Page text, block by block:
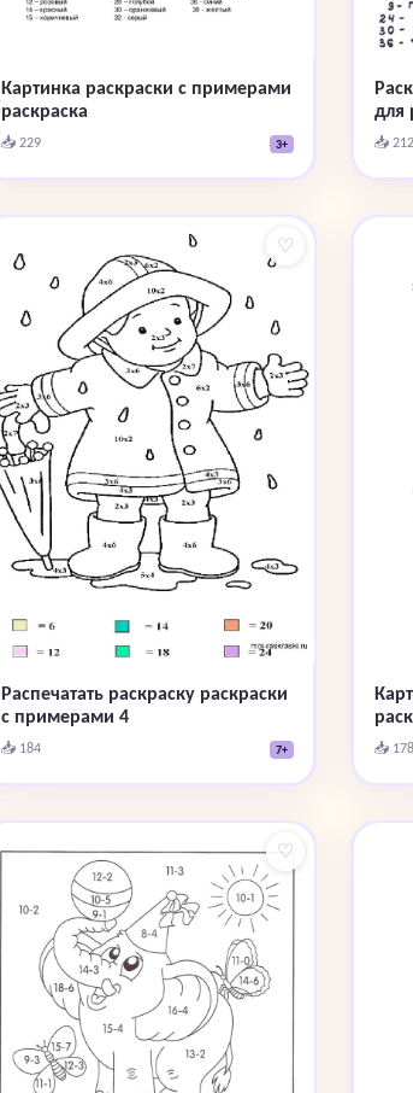
Картинка раскраски с примерами
раскраска
📥 229 3+
для
📥 212
♡
Распечатать раскраску раскраски
с примерами 4
📥 184 7+ 📥 178
♡